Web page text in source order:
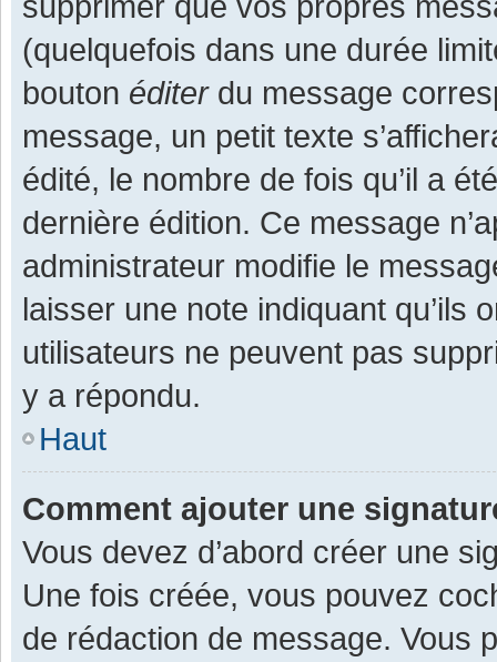
(quelquefois dans une durée
bouton éditerdu message
message, un petit texte
édité, le nombre de fois qu’il a
dernière édition. Ce message
administrateur modifie le
laisser une note indiquant qu’ils
utilisateurs ne peuvent pas
y a répondu.
Haut
Comment ajouter une
Vous devez d’abord créer une
Une fois créée, vous pouvez
de rédaction de message. Vous